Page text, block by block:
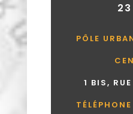
PÔLE
1 BIS,